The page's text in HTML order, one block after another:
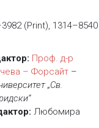
(Print), 1314–8540
Проф. д-р
– Форсайт –
„Св.
Любомира